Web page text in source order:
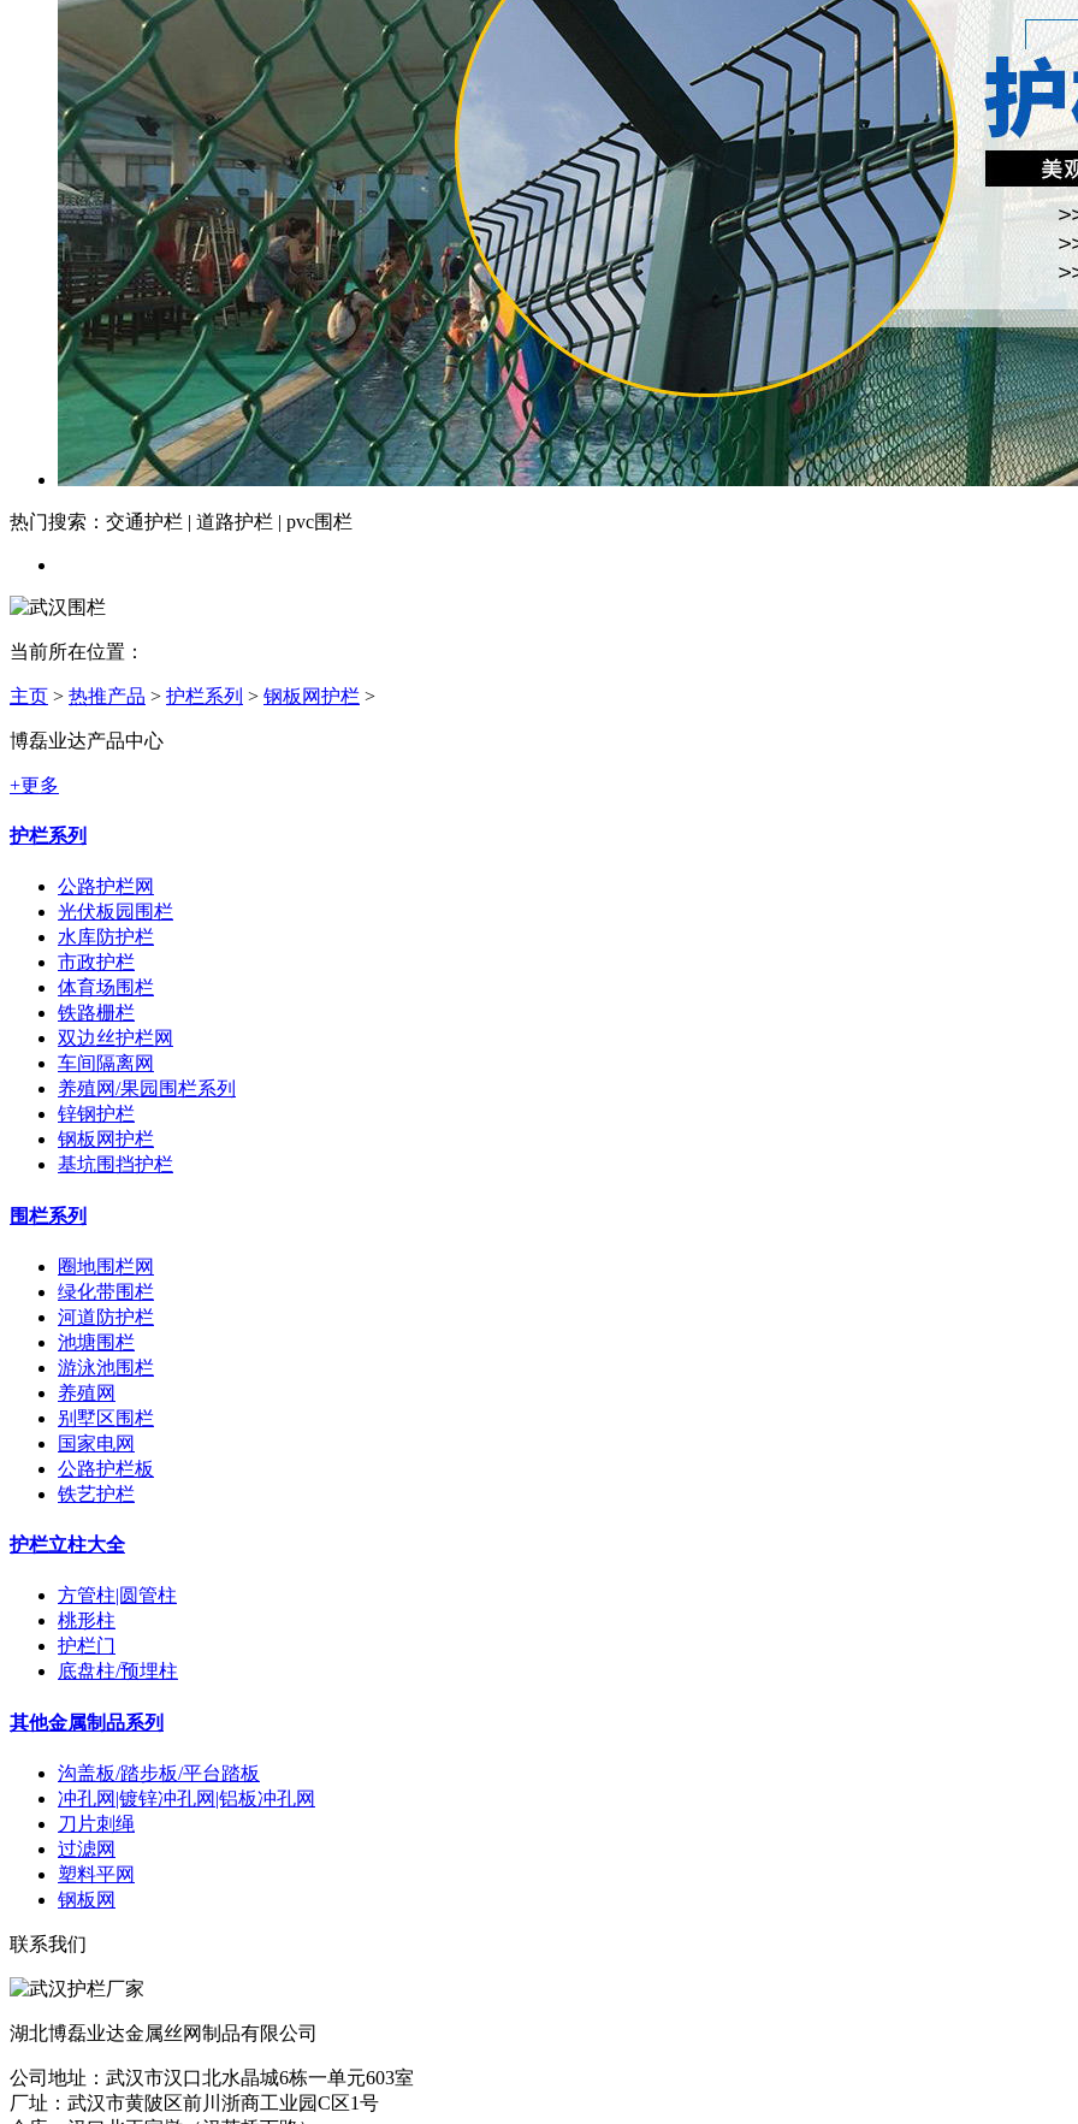
热门搜索：交通护栏 | 道路护栏 | pvc围栏
当前所在位置：
主页 > 热推产品 > 护栏系列 > 钢板网护栏 >
博磊业达产品中心
+更多
护栏系列
公路护栏网
光伏板园围栏
水库防护栏
市政护栏
体育场围栏
铁路栅栏
双边丝护栏网
车间隔离网
养殖网/果园围栏系列
锌钢护栏
钢板网护栏
基坑围挡护栏
围栏系列
圈地围栏网
绿化带围栏
河道防护栏
池塘围栏
游泳池围栏
养殖网
别墅区围栏
国家电网
公路护栏板
铁艺护栏
护栏立柱大全
方管柱|圆管柱
桃形柱
护栏门
底盘柱/预埋柱
其他金属制品系列
沟盖板/踏步板/平台踏板
冲孔网|镀锌冲孔网|铝板冲孔网
刀片刺绳
过滤网
塑料平网
钢板网
联系我们
湖北博磊业达金属丝网制品有限公司
公司地址：武汉市汉口北水晶城6栋一单元603室
厂址：武汉市黄陂区前川浙商工业园C区1号